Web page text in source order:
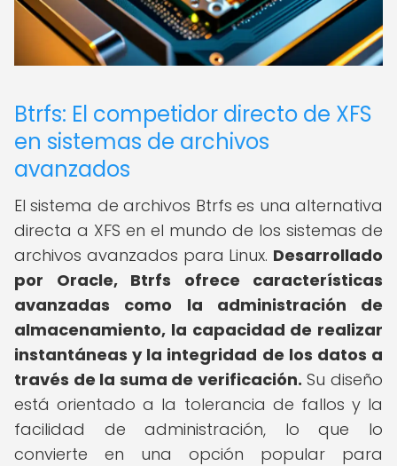
Btrfs: El competidor directo de XFS
en sistemas de archivos
avanzados
El sistema de archivos Btrfs es una alternativa
directa a XFS en el mundo de los sistemas de
archivos avanzados para Linux. Desarrollado
por Oracle, Btrfs ofrece características
avanzadas como la administración de
almacenamiento, la capacidad de realizar
instantáneas y la integridad de los datos a
través de la suma de verificación. Su diseño
está orientado a la tolerancia de fallos y la
facilidad de administración, lo que lo
convierte en una opción popular para